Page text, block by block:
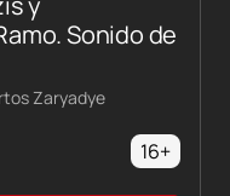
Sonido de
Zaryadye
16+